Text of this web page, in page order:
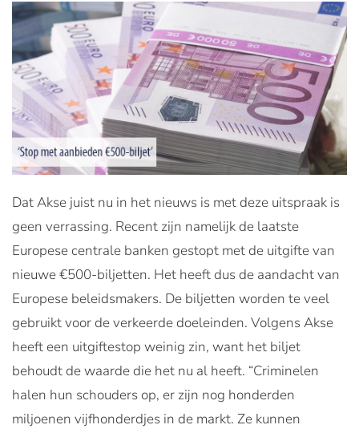
Dat Akse juist nu in het nieuws is met deze uitspraak is
geen verrassing. Recent zijn namelijk de laatste
Europese centrale banken gestopt met de uitgifte van
nieuwe €500-biljetten. Het heeft dus de aandacht van
Europese beleidsmakers. De biljetten worden te veel
gebruikt voor de verkeerde doeleinden. Volgens Akse
heeft een uitgiftestop weinig zin, want het biljet
behoudt de waarde die het nu al heeft. “Criminelen
halen hun schouders op, er zijn nog honderden
miljoenen vijfhonderdjes in de markt. Ze kunnen